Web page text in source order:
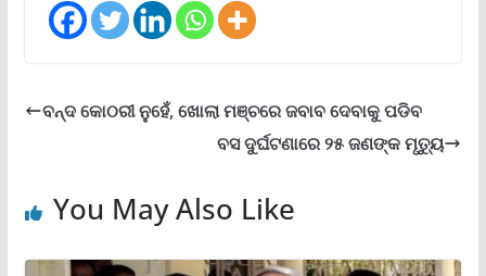
ବନ୍ଦ କୋଠରୀ ନୁହେଁ, ଖୋଲା ମଞ୍ଚରେ ଜବାବ ଦେବାକୁ ପଡିବ
ବସ ଦୁର୍ଘଟଣାରେ ୨୫ ଜଣଙ୍କ ମୃତ୍ୟୁ
You May Also Like